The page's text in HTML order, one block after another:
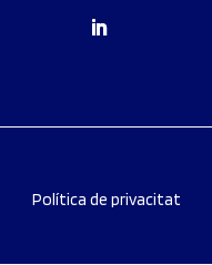
Política de privacitat